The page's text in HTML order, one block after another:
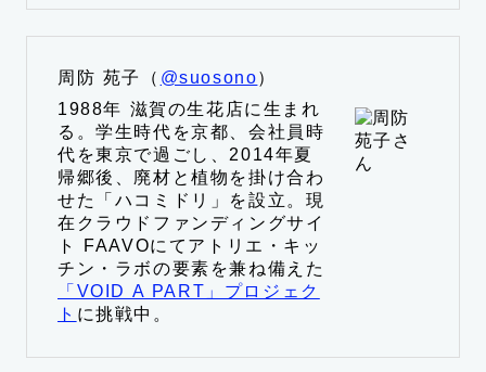
周防 苑子（ @suosono）
1988年 滋賀の生花店に生まれ
る。学生時代を京都、会社員時
代を東京で過ごし、2014年夏
帰郷後、廃材と植物を掛け合わ
せた「ハコミドリ」を設立。現
在クラウドファンディングサイ
ト FAAVOにてアトリエ・キッ
チン・ラボの要素を兼ね備えた
「VOID A PART」プロジェク
ト に挑戦中。